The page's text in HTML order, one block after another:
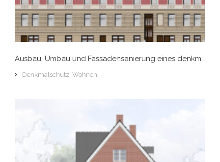
Ausbau, Umbau und Fassadensanierung eines denkmalgeschützten Etagenhauses, Hamburg-Sternschanze
Denkmalschutz, Wohnen